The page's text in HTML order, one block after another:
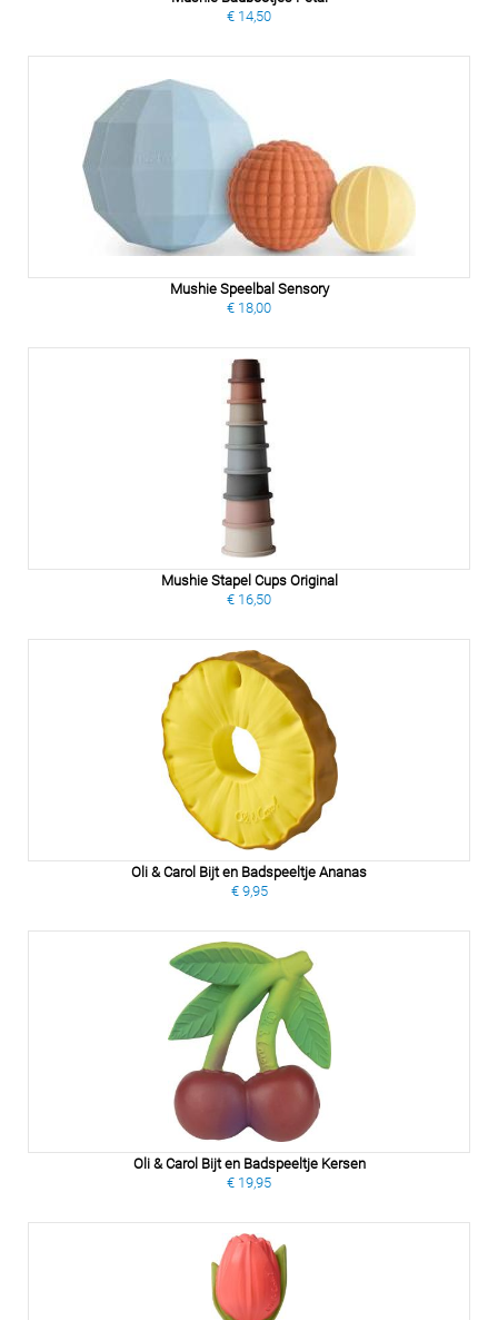
€ 14,50
Mushie Speelbal Sensory
€ 18,00
Mushie Stapel Cups Original
€ 16,50
Oli & Carol Bijt en Badspeeltje Ananas
€ 9,95
Oli & Carol Bijt en Badspeeltje Kersen
€ 19,95